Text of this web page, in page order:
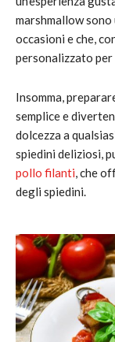
marshmallow
occasioni e che,
personalizzato
Insomma,
semplice e
dolcezza a
spiedini deliziosi,
pollo filanti, che
degli spiedini.